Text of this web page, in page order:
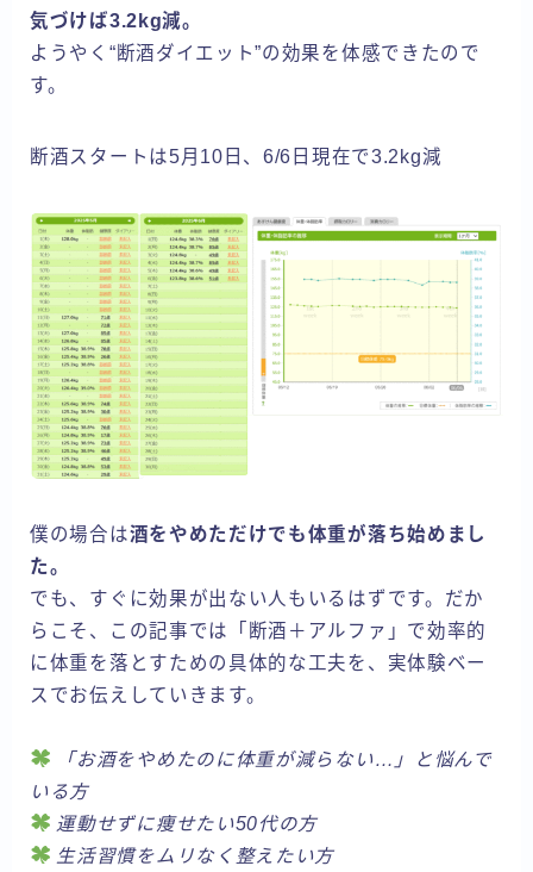
気づけば3.2kg減。
ようやく“断酒ダイエット”の効果を体感できたので
す。
断酒スタートは5月10日、6/6日現在で3.2kg減
僕の場合は酒をやめただけでも体重が落ち始めまし
た。
でも、すぐに効果が出ない人もいるはずです。だか
らこそ、この記事では「断酒＋アルファ」で効率的
に体重を落とすための具体的な工夫を、実体験ベー
スでお伝えしていきます。
「お酒をやめたのに体重が減らない…」と悩んで
いる方
運動せずに痩せたい50代の方
生活習慣をムリなく整えたい方